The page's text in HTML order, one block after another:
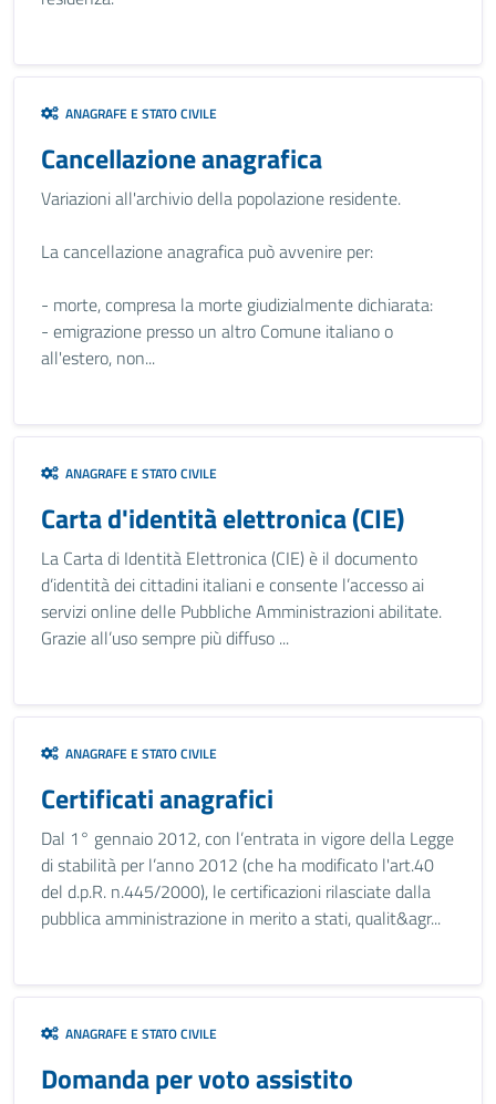
ANAGRAFE E STATO CIVILE
Cancellazione anagrafica
Variazioni all'archivio della popolazione residente.
La cancellazione anagrafica può avvenire per:
- morte, compresa la morte giudizialmente dichiarata:
- emigrazione presso un altro Comune italiano o
all'estero, non...
ANAGRAFE E STATO CIVILE
Carta d'identità elettronica (CIE)
La Carta di Identità Elettronica (CIE) è il documento
d’identità dei cittadini italiani e consente l’accesso ai
servizi online delle Pubbliche Amministrazioni abilitate.
Grazie all’uso sempre più diffuso ...
ANAGRAFE E STATO CIVILE
Certificati anagrafici
Dal 1° gennaio 2012, con l’entrata in vigore della Legge
di stabilità per l’anno 2012 (che ha modificato l'art.40
del d.p.R. n.445/2000), le certificazioni rilasciate dalla
pubblica amministrazione in merito a stati, qualit&agr...
ANAGRAFE E STATO CIVILE
Domanda per voto assistito